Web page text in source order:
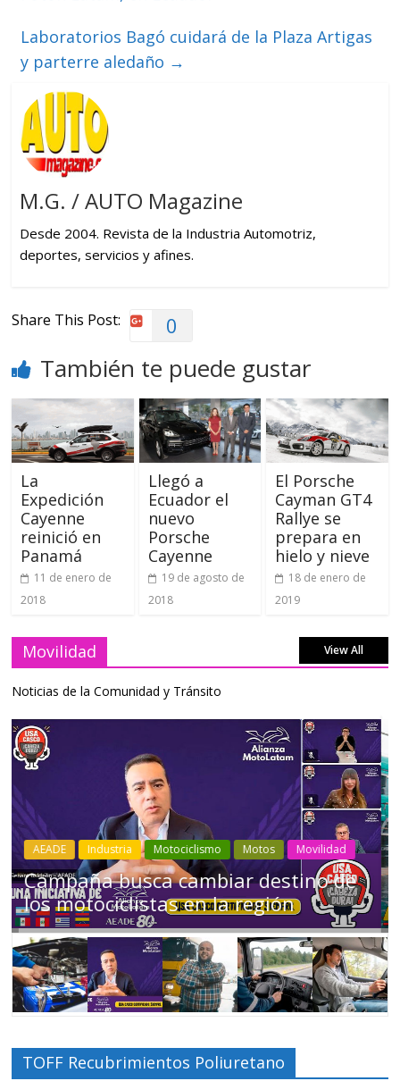
Laboratorios Bagó cuidará de la Plaza Artigas
y parterre aledaño →
M.G. / AUTO Magazine
Desde 2004. Revista de la Industria Automotriz,
deportes, servicios y afines.
Share This Post: 0
También te puede gustar
La
Expedición
Cayenne
reinició en
Panamá
11 de enero de
2018
Llegó a
Ecuador el
nuevo
Porsche
Cayenne
19 de agosto de
2018
El Porsche
Cayman GT4
Rallye se
prepara en
hielo y nieve
18 de enero de
2019
Movilidad View All
Noticias de la Comunidad y Tránsito
Industria Movilidad Transporte Varios
Choferes profesionales mantienen a
Ecuador en movimiento
TOFF Recubrimientos Poliuretano